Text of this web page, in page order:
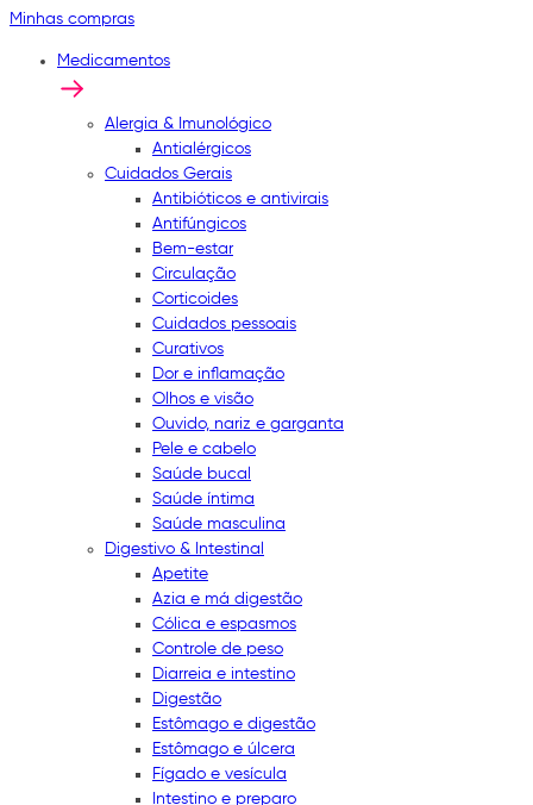
Minhas compras
Medicamentos
Alergia & Imunológico
Antialérgicos
Cuidados Gerais
Antibióticos e antivirais
Antifúngicos
Bem-estar
Circulação
Corticoides
Cuidados pessoais
Curativos
Dor e inflamação
Olhos e visão
Ouvido, nariz e garganta
Pele e cabelo
Saúde bucal
Saúde íntima
Saúde masculina
Digestivo & Intestinal
Apetite
Azia e má digestão
Cólica e espasmos
Controle de peso
Diarreia e intestino
Digestão
Estômago e digestão
Estômago e úlcera
Fígado e vesícula
Intestino e preparo